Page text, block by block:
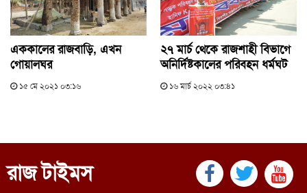
এককালের রাজবাড়ি, এখন
গোয়ালঘর
১৫ মে ২০২১ ০৩:১৬
২৭ মার্চ থেকে রাজশাহী বিভাগে
অনির্দিষ্টকালের পরিবহন ধর্মঘট
১৬ মার্চ ২০২২ ০৩:৪১
রাজ টাইমস